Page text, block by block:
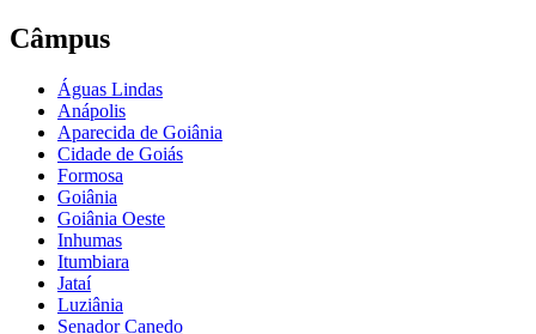
Câmpus
Águas Lindas
Anápolis
Aparecida de Goiânia
Cidade de Goiás
Formosa
Goiânia
Goiânia Oeste
Inhumas
Itumbiara
Jataí
Luziânia
Senador Canedo